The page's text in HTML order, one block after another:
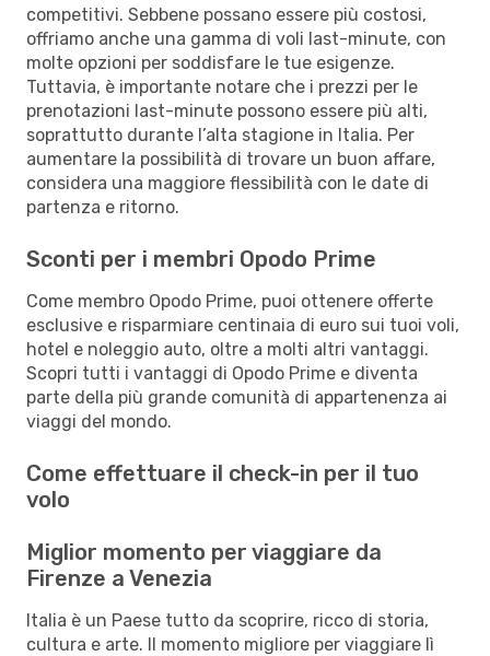
competitivi. Sebbene possano essere più costosi,
offriamo anche una gamma di voli last-minute, con
molte opzioni per soddisfare le tue esigenze.
Tuttavia, è importante notare che i prezzi per le
prenotazioni last-minute possono essere più alti,
soprattutto durante l’alta stagione in Italia. Per
aumentare la possibilità di trovare un buon affare,
considera una maggiore flessibilità con le date di
partenza e ritorno.
Sconti per i membri Opodo Prime
Come membro Opodo Prime, puoi ottenere offerte
esclusive e risparmiare centinaia di euro sui tuoi voli,
hotel e noleggio auto, oltre a molti altri vantaggi.
Scopri tutti i vantaggi di Opodo Prime e diventa
parte della più grande comunità di appartenenza ai
viaggi del mondo.
Come effettuare il check-in per il tuo
volo
Miglior momento per viaggiare da
Firenze a Venezia
Italia è un Paese tutto da scoprire, ricco di storia,
cultura e arte. Il momento migliore per viaggiare lì